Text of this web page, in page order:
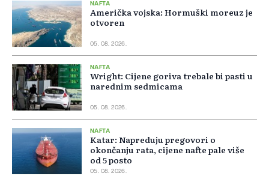
NAFTA
Američka vojska: Hormuški moreuz je
otvoren
05. 08. 2026.
NAFTA
Wright: Cijene goriva trebale bi pasti u
narednim sedmicama
05. 08. 2026.
NAFTA
Katar: Napreduju pregovori o
okončanju rata, cijene nafte pale više
od 5 posto
05. 08. 2026.